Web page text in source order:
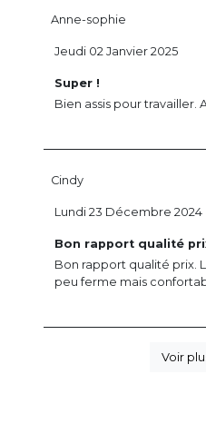
Anne-sophie
Super !
Bien assis pour travailler.
Jeudi 02 Janvier 2025
Cindy
Bon rapport qualité
Bon rapport qualité prix.
peu ferme mais
Lundi 23 Décembre 2024
Voir